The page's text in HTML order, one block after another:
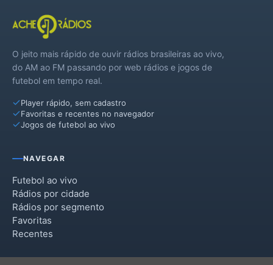
O jeito mais rápido de ouvir rádios brasileiras ao vivo,
do AM ao FM passando por web rádios e jogos de
futebol em tempo real.
Player rápido, sem cadastro
Favoritas e recentes no navegador
Jogos de futebol ao vivo
NAVEGAR
Futebol ao vivo
Rádios por cidade
Rádios por segmento
Favoritas
Recentes